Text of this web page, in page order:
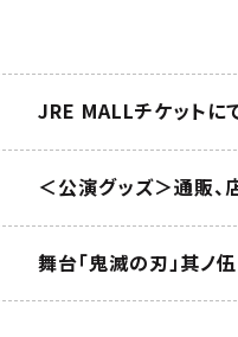
JRE MALLチケットに
＜公演グッズ＞通販、
舞台「鬼滅の刃」其